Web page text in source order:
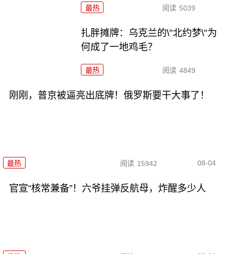
最热 阅读 5039
扎胖摊牌：乌克兰的\"北约梦\"为
何成了一地鸡毛？
最热 阅读 4849
刚刚，普京被逼亮出底牌！俄罗斯要干大事了！
最热 阅读 15942 08-04
官宣“核常兼备”！六爷挂弹反航母，炸醒多少人